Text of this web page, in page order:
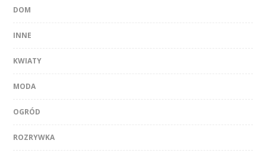
DOM
INNE
KWIATY
MODA
OGRÓD
ROZRYWKA